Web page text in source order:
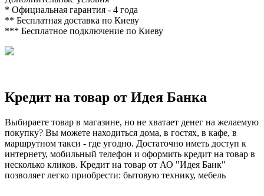
* Официальная гарантия - 4 года
** Бесплатная доставка по Киеву
*** Бесплатное подключение по Киеву
Кредит на товар от Идея Банка
Выбираете товар в магазине, но не хватает денег на желаемую
покупку? Вы можете находиться дома, в гостях, в кафе, в
маршрутном такси - где угодно. Достаточно иметь доступ к
интернету, мобильный телефон и оформить кредит на товар в
несколько кликов. Кредит на товар от АО "Идея Банк"
позволяет легко приобрести: бытовую технику, мебель